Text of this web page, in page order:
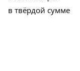
в твёрдой сумме